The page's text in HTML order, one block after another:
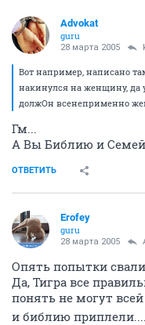
Advokat
guru
28 марта 2005
Вот например, написано
накинулся на женщину, да
должОн всенеприменно
Гм...
А Вы Библию и
ОТВЕТИТЬ
Erofey
guru
28 марта 2005
Опять попытки
Да, Тигра все
понять не могут
и библию